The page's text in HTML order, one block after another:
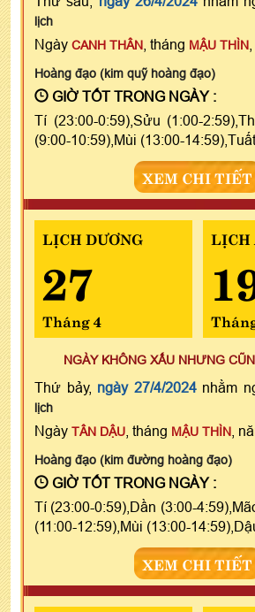
lịch
Ngày CANH THÂN , tháng MẬU THÌN
Hoàng đạo (kim quỹ hoàng đạo)
GIỜ TỐT TRONG NGÀY :
Tí (23:00-0:59),Sửu (1:00-
(9:00-10:59),Mùi (13:00-
XEM CHI TIẾT
LỊCH DƯƠNG
27
Tháng 4
LỊCH
NGÀY KHÔNG XẤU NHƯNG
Thứ bảy, ngày 27/4/2024nhằm
lịch
Ngày TÂN DẬU , tháng MẬU THÌN ,
Hoàng đạo (kim đường hoàng đạo)
GIỜ TỐT TRONG NGÀY :
Tí (23:00-0:59),Dần (3:00-
(11:00-12:59),Mùi (13:00-
XEM CHI TIẾT